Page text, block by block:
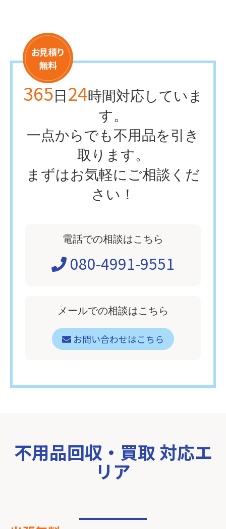
365 日 24時間対応していま
す。
一点からでも不用品を引き
取ります。
まずはお気軽にご相談くだ
さい！
電話での相談はこちら
080-4991-9551
メールでの相談はこちら
お問い合わせはこちら
不用品回収・買取 対応エ
リア